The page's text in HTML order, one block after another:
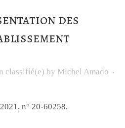
des
classifié(e) by Michel Amado
n° 20-60258.